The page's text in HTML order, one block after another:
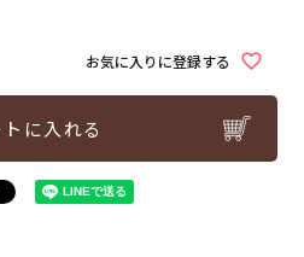
お気に入りに登録する
に入れる